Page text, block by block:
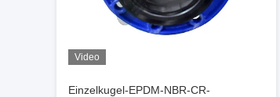
Video
Einzelkugel-EPDM-NBR-CR-